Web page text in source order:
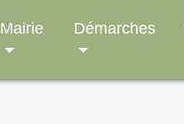
Mairie Démarches